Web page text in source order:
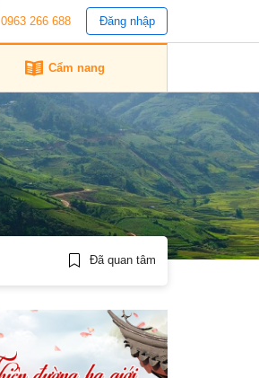
0963 266 688 Đăng nhập
Cẩm nang
Đã quan tâm